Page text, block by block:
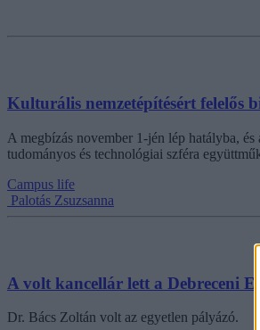
Kulturális nemzetépítésért felelős
A megbízás november 1-jén lép hatályba,
tudományos és technológiai szféra
Campus life
Palotás Zsuzsanna
A volt kancellár lett a Debreceni
Dr. Bács Zoltán volt az egyetlen pályázó.